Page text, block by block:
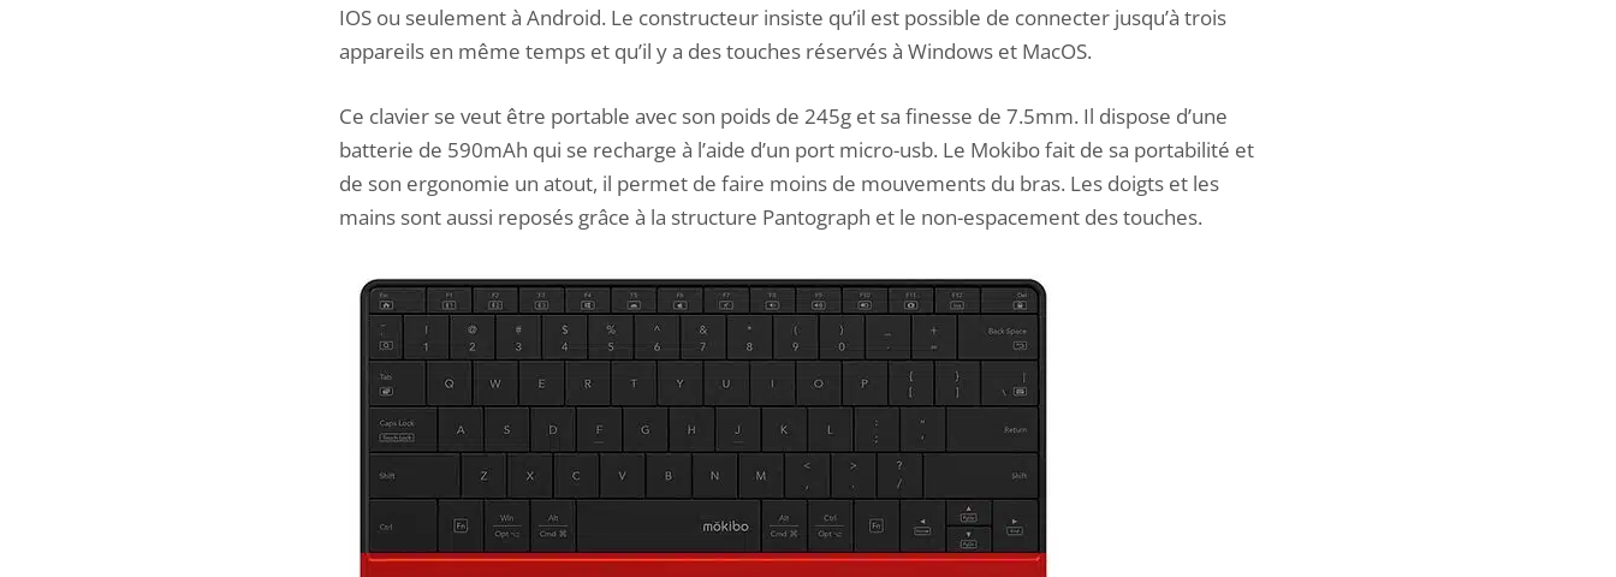
IOS ou seulement à Android. Le constructeur insiste qu’il est possible de connecter jusqu’à trois
appareils en même temps et qu’il y a des touches réservés à Windows et MacOS.
Ce clavier se veut être portable avec son poids de 245g et sa finesse de 7.5mm. Il dispose d’une
batterie de 590mAh qui se recharge à l’aide d’un port micro-usb. Le Mokibo fait de sa portabilité et
de son ergonomie un atout, il permet de faire moins de mouvements du bras. Les doigts et les
mains sont aussi reposés grâce à la structure Pantograph et le non-espacement des touches.